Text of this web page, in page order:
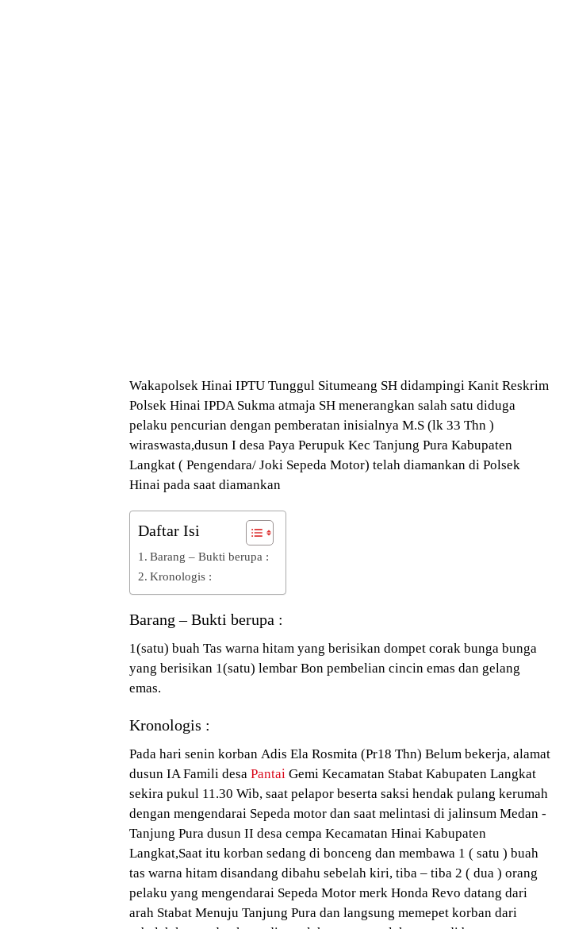
Wakapolsek Hinai IPTU Tunggul Situmeang SH didampingi Kanit Reskrim
Polsek Hinai IPDA Sukma atmaja SH menerangkan salah satu diduga
pelaku pencurian dengan pemberatan inisialnya M.S (lk 33 Thn )
wiraswasta,dusun I desa Paya Perupuk Kec Tanjung Pura Kabupaten
Langkat ( Pengendara/ Joki Sepeda Motor) telah diamankan di Polsek
Hinai pada saat diamankan
Daftar Isi
Barang – Bukti berupa :
Kronologis :
Barang – Bukti berupa :
1(satu) buah Tas warna hitam yang berisikan dompet corak bunga bunga
yang berisikan 1(satu) lembar Bon pembelian cincin emas dan gelang
emas.
Kronologis :
Pada hari senin korban Adis Ela Rosmita (Pr18 Thn) Belum bekerja, alamat
dusun IA Famili desa Pantai Gemi Kecamatan Stabat Kabupaten Langkat
sekira pukul 11.30 Wib, saat pelapor beserta saksi hendak pulang kerumah
dengan mengendarai Sepeda motor dan saat melintasi di jalinsum Medan -
Tanjung Pura dusun II desa cempa Kecamatan Hinai Kabupaten
Langkat,Saat itu korban sedang di bonceng dan membawa 1 ( satu ) buah
tas warna hitam disandang dibahu sebelah kiri, tiba – tiba 2 ( dua ) orang
pelaku yang mengendarai Sepeda Motor merk Honda Revo datang dari
arah Stabat Menuju Tanjung Pura dan langsung memepet korban dari